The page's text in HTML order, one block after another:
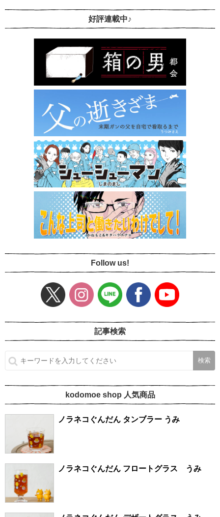
好評連載中♪
Follow us!
記事検索
kodomoe shop 人気商品
ノラネコぐんだん タンブラー うみ
ノラネコぐんだん フロートグラス うみ